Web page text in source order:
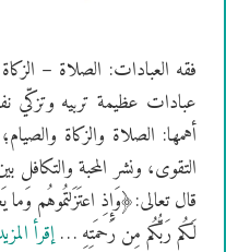
فقه العبادات: الصلاة –
عبادات عظيمة تربيه وتزكّي
أهمها: الصلاة والزكاة
التقوى، ونشر المحبة
قال تعالى:﴿وَإِذِ اعتَزَلتُموهُم
لَكُم رَبُّكُم مِن رَحمَتِهِ …إقرأ